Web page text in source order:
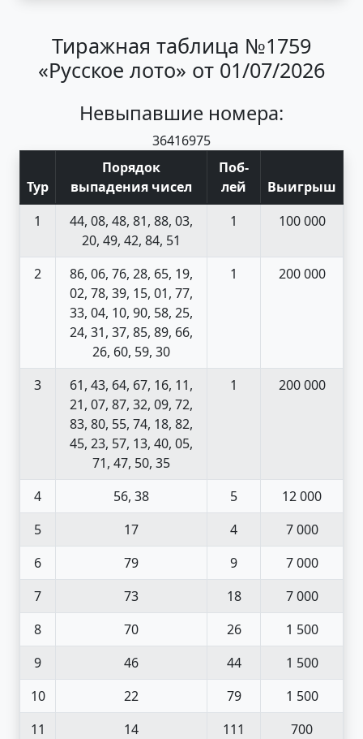
Тиражная таблица №1759
«Русское лото» от 01/07/2026
Невыпавшие номера:
36416975
Тур
Порядок
выпадения чисел
Поб-
лей
Выигрыш
1
44, 08, 48, 81, 88, 03,
20, 49, 42, 84, 51
1 100 000
2
86, 06, 76, 28, 65, 19,
02, 78, 39, 15, 01, 77,
33, 04, 10, 90, 58, 25,
24, 31, 37, 85, 89, 66,
26, 60, 59, 30
1 200 000
3
61, 43, 64, 67, 16, 11,
21, 07, 87, 32, 09, 72,
83, 80, 55, 74, 18, 82,
45, 23, 57, 13, 40, 05,
71, 47, 50, 35
1 200 000
4 56, 38 5
12 000
5
17 4
7 000
6
79 9
7 000
7
73 18
7 000
8
70 26
1 500
9
46 44
1 500
10
22 79
1 500
11
14 111
700